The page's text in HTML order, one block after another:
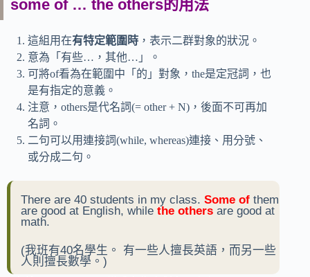
some of … the others的用法
這組用在有特定範圍時 ，表示二群對象的狀況。
意為「有些…，其他…」。
可將of看為在範圍中「的」對象，the是定冠詞，也
是有指定的意義。
注意，others是代名詞(= other + N)，後面不可再加
名詞。
二句可以用連接詞(while, whereas)連接、用分號、
或分成二句。
There are 40 students in my class. Some of them
are good at English, while the others are good at
math.
(我班有40名學生。 有一些人擅長英語，而另一些
人則擅長數學。)